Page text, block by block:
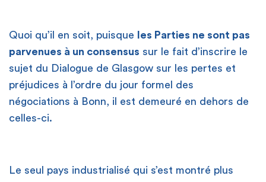
Quoi qu’il en soit, puisque
les Parties ne sont pas
parvenues à un consensus sur le fait d’inscrire le
sujet du Dialogue de Glasgow sur les pertes et
préjudices à l’ordre du jour formel des
négociations à Bonn, il est demeuré en dehors de
celles-ci.
Le seul pays industrialisé qui s’est montré plus